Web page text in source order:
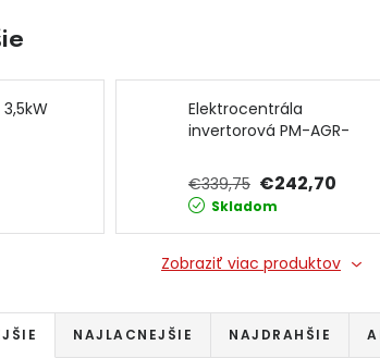
Elektrocentrála
invertorová PM-AGR-
€339,75 €242,70
Skladom
Zobraziť viac produktov
NAJLACNEJŠIE NAJDRAHŠIE